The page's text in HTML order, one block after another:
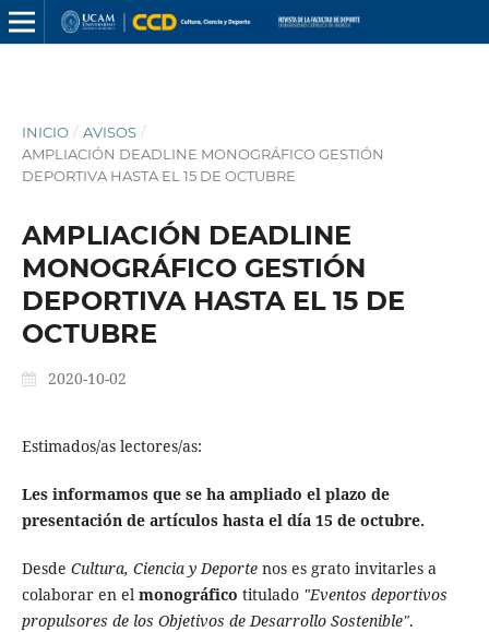
INICIO / AVISOS /
AMPLIACIÓN DEADLINE MONOGRÁFICO GESTIÓN
DEPORTIVA HASTA EL 15 DE OCTUBRE
AMPLIACIÓN DEADLINE
MONOGRÁFICO GESTIÓN
DEPORTIVA HASTA EL 15 DE
OCTUBRE
2020-10-02
Estimados/as lectores/as:
Les informamos que se ha ampliado el plazo de
presentación de artículos hasta el día 15 de octubre.
Desde Cultura, Ciencia y Deportenos es grato invitarles a
colaborar en el monográfico titulado "Eventos deportivos
propulsores de los Objetivos de Desarrollo Sostenible".